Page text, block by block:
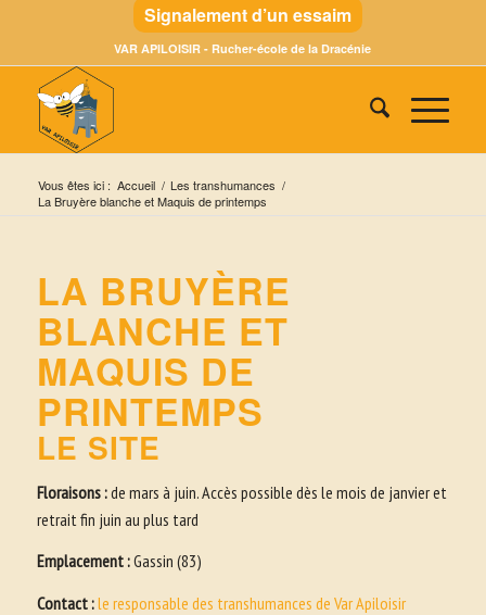
Signalement d’un essaim
VAR APILOISIR - Rucher-école de la Dracénie
Vous êtes ici : Accueil / Les transhumances /
La Bruyère blanche et Maquis de printemps
LA BRUYÈRE
BLANCHE ET
MAQUIS DE
PRINTEMPS
LE SITE
Floraisons :de mars à juin. Accès possible dès le mois de janvier et
retrait fin juin au plus tard
Emplacement :Gassin (83)
Contact :le responsable des transhumances de Var Apiloisir